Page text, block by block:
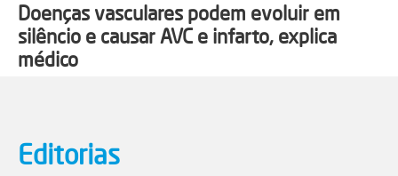
Doenças vasculares podem evoluir em
silêncio e causar AVC e infarto, explica
médico
Editorias